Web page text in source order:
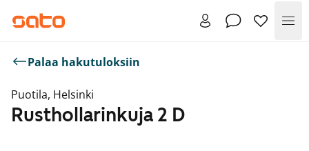
Palaa hakutuloksiin
Puotila, Helsinki
Rusthollarinkuja 2 D